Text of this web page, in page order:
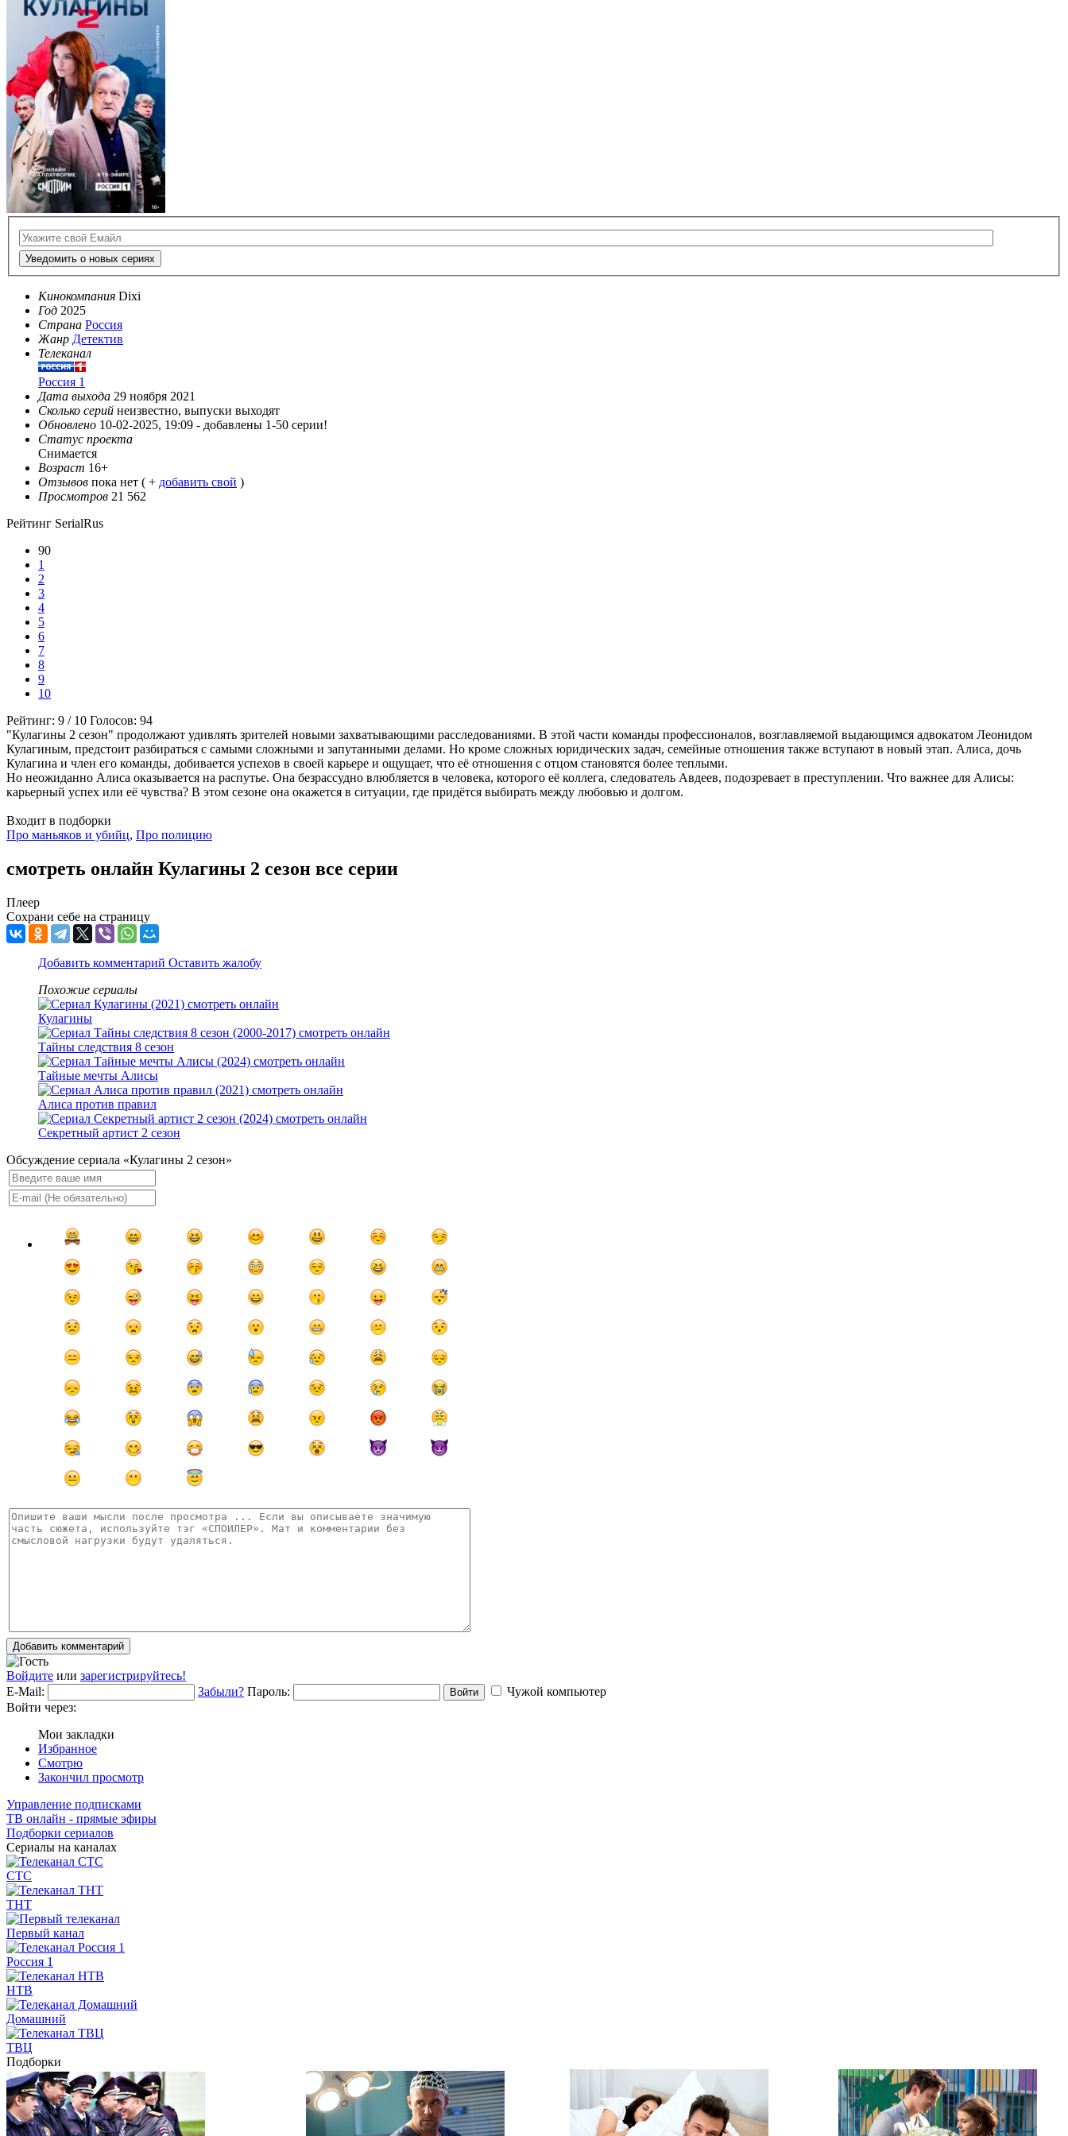
Уведомить о новых сериях
Кинокомпания Dixi
Год 2025
Страна Россия
Жанр Детектив
Телеканал
Россия 1
Дата выхода 29 ноября 2021
Сколько серий неизвестно, выпуски выходят
Обновлено 10-02-2025, 19:09 - добавлены 1-50 серии!
Статус проекта
Снимается
Возраст 16+
Отзывов пока нет ( + добавить свой )
Просмотров 21 562
Рейтинг SerialRus
90
1
2
3
4
5
6
7
8
9
10
Рейтинг: 9 / 10 Голосов: 94
"Кулагины 2 сезон" продолжают удивлять зрителей новыми захватывающими расследованиями. В этой части команды профессионалов, возглавляемой выдающимся адвокатом Леонидом
Кулагиным, предстоит разбираться с самыми сложными и запутанными делами. Но кроме сложных юридических задач, семейные отношения также вступают в новый этап. Алиса, дочь
Кулагина и член его команды, добивается успехов в своей карьере и ощущает, что её отношения с отцом становятся более теплыми.
Но неожиданно Алиса оказывается на распутье. Она безрассудно влюбляется в человека, которого её коллега, следователь Авдеев, подозревает в преступлении. Что важнее для Алисы:
карьерный успех или её чувства? В этом сезоне она окажется в ситуации, где придётся выбирать между любовью и долгом.
Входит в подборки
Про маньяков и убийц, Про полицию
смотреть онлайн Кулагины 2 сезон все серии
Плеер
Сохрани себе на страницу
Добавить комментарий Оставить жалобу
Похожие сериалы
Кулагины
Тайны следствия 8 сезон
Тайные мечты Алисы
Алиса против правил
Секретный артист 2 сезон
Обсуждение сериала «Кулагины 2 сезон»
Добавить комментарий
Войдите или зарегистрируйтесь!
E-Mail:
Забыли? Пароль: Войти
Чужой компьютер
Войти через:
Мои закладки
Избранное
Смотрю
Закончил просмотр
Управление подписками
ТВ онлайн - прямые эфиры
Подборки сериалов
Сериалы на каналах
СТС
ТНТ
Первый канал
Россия 1
НТВ
Домашний
ТВЦ
Подборки